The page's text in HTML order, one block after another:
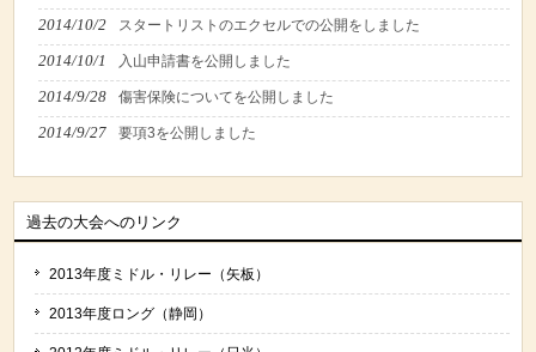
2014/10/2 スタートリストのエクセルでの公開をしました
2014/10/1 入山申請書を公開しました
2014/9/28 傷害保険についてを公開しました
2014/9/27 要項3を公開しました
過去の大会へのリンク
2013年度ミドル・リレー（矢板）
2013年度ロング（静岡）